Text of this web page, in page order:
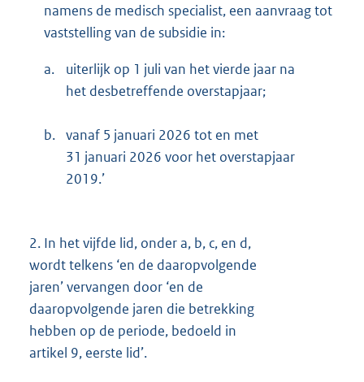
namens de medisch specialist, een aanvraag tot
vaststelling van de subsidie in:
a.
uiterlijk op 1 juli van het vierde jaar na
het desbetreffende overstapjaar;
b. vanaf 5 januari 2026 tot en met
31 januari 2026 voor het overstapjaar
2019.’
2. In het vijfde lid, onder a, b, c, en d,
wordt telkens ‘en de daaropvolgende
jaren’ vervangen door ‘en de
daaropvolgende jaren die betrekking
hebben op de periode, bedoeld in
artikel 9, eerste lid’.